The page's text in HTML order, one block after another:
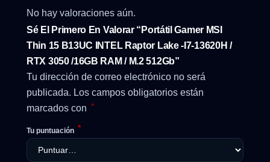
No hay valoraciones aún.
Sé El Primero En Valorar “Portátil Gamer MSI
Thin 15 B13UC INTEL Raptor Lake -I7-13620H /
RTX 3050 /16GB RAM / M.2 512Gb”
Tu dirección de correo electrónico no será
publicada. Los campos obligatorios están
marcados con *
Tu puntuación *